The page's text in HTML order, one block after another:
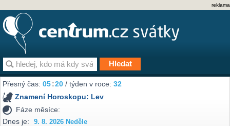
reklama
Přesný čas:05:20 / týden v roce:32
Znamení Horoskopu: Lev
Fáze měsíce:
Dnes je:
9. 8. 2026 Neděle